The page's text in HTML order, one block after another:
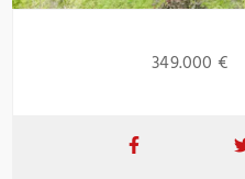
349.000 €